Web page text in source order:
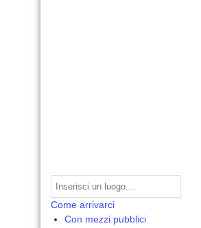
Come arrivarci
Con mezzi pubblici